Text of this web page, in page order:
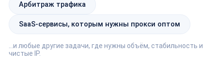
Арбитраж трафика
SaaS-сервисы, которым нужны прокси оптом
…и любые другие задачи, где нужны объём, стабильность и
чистые IP.